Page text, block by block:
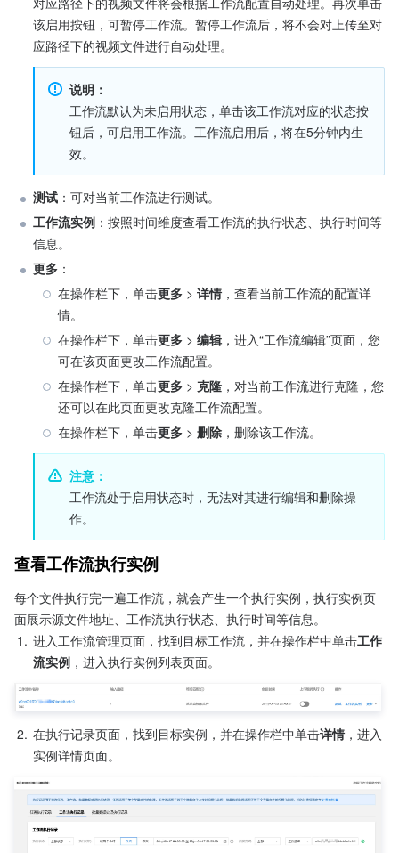
该启用按钮，可暂停工作流。暂停工作流后，将不会对上传至对
应路径下的视频文件进行自动处理。
说明：
工作流默认为未启用状态，单击该工作流对应的状态按
钮后，可启用工作流。工作流启用后，将在5分钟内生
效。
测试 ：可对当前工作流进行测试。
工作流实例 ：按照时间维度查看工作流的执行状态、执行时间等
信息。
更多 ：
在操作栏下，单击更多 > 详情 ，查看当前工作流的配置详
情。
在操作栏下，单击更多 > 编辑 ，进入“工作流编辑”页面，您
可在该页面更改工作流配置。
在操作栏下，单击更多 > 克隆 ，对当前工作流进行克隆，您
还可以在此页面更改克隆工作流配置。
在操作栏下，单击更多 > 删除 ，删除该工作流。
注意：
工作流处于启用状态时，无法对其进行编辑和删除操
作。
查看工作流执行实例
每个文件执行完一遍工作流，就会产生一个执行实例，执行实例页
面展示源文件地址、工作流执行状态、执行时间等信息。
1. 进入工作流管理页面，找到目标工作流，并在操作栏中单击工作
流实例 ，进入执行实例列表页面。
2. 在执行记录页面，找到目标实例，并在操作栏中单击详情 ，进入
实例详情页面。